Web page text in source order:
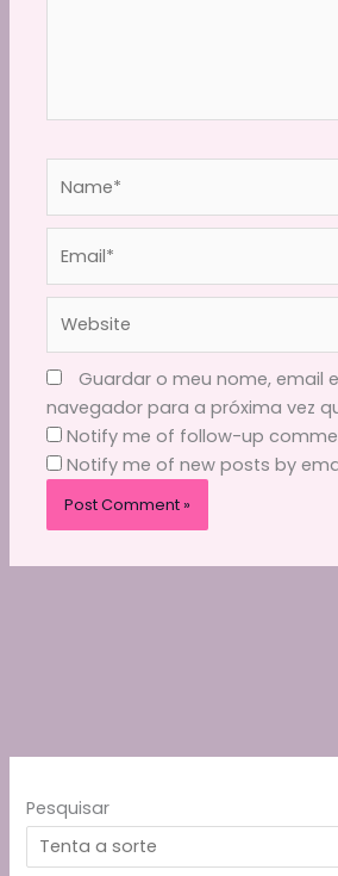
Guardar o meu nome, email
navegador para a próxima vez
Notify me of follow-up
Notify me of new posts by
Pesquisar